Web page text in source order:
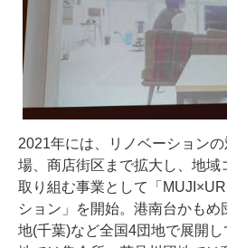
2021年には、リノベーション
場、商店街区まで拡大し、地域
取り組む事業として「
ション」を開始。港南台かもめ
地(千葉)など全国4団地で展開